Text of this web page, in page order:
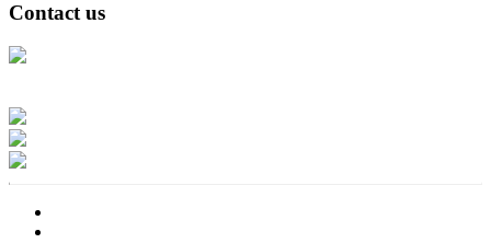
Contact us